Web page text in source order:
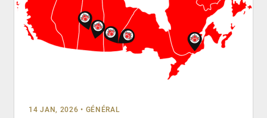
14 JAN, 2026 • GÉNÉRAL